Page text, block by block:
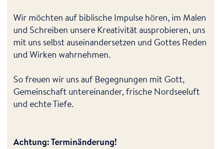
Wir möchten auf biblische Impulse hören, im Malen
und Schreiben unsere Kreativität ausprobieren, uns
mit uns selbst auseinandersetzen und Gottes Reden
und Wirken wahrnehmen.
So freuen wir uns auf Begegnungen mit Gott,
Gemeinschaft untereinander, frische Nordseeluft
und echte Tiefe.
Achtung: Terminänderung!